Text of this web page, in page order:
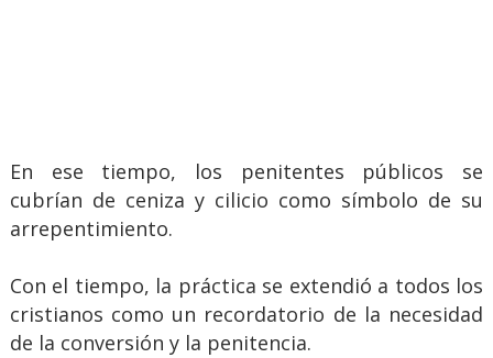
En ese tiempo, los penitentes públicos se
cubrían de ceniza y cilicio como símbolo de su
arrepentimiento.
Con el tiempo, la práctica se extendió a todos los
cristianos como un recordatorio de la necesidad
de la conversión y la penitencia.